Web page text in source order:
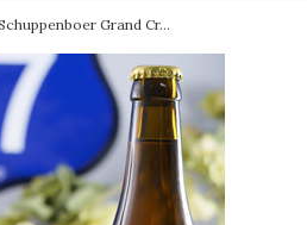
Grand Cr...